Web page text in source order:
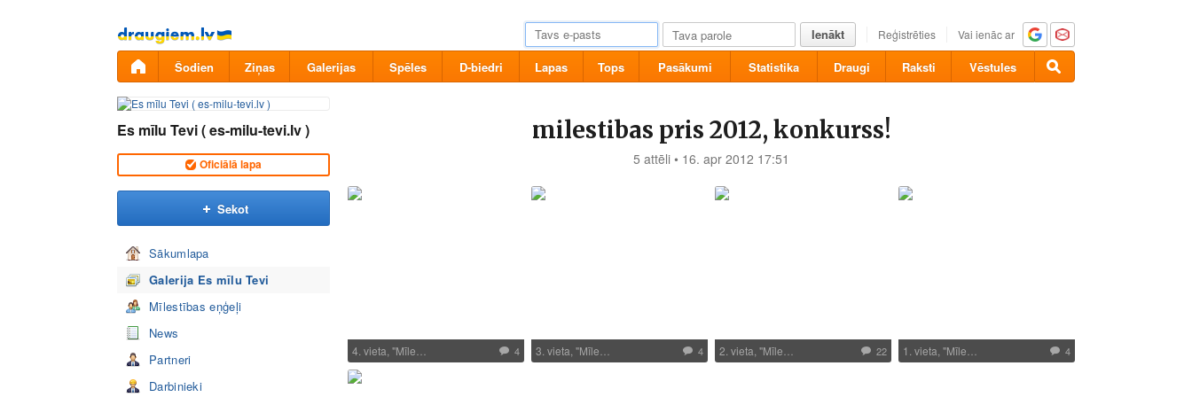
Pāriet
uz
saturu
Ienākt Reģistrēties Vai ienāc ar
Šodien Ziņas Galerijas Spēles D-biedri Lapas Tops Pasākumi Statistika Draugi Raksti Vēstules
Es mīlu Tevi ( es-milu-tevi.lv )
Oficiālā lapa
Sekot
Sākumlapa
Galerija Es mīlu Tevi
Mīlestības eņģeļi
News
Partneri
Darbinieki
milestibas pris 2012, konkurss!
5 attēli • 16. apr 2012 17:51
4. vieta, "Mīle… 4 3. vieta, "Mīle… 4 2. vieta, "Mīle… 22 1. vieta, "Mīle… 4